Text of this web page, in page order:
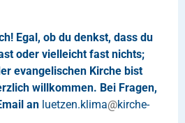
Egal, ob du denkst, dass du
oder vielleicht fast nichts;
evangelischen Kirche bist
willkommen. Bei Fragen,
an luetzen.klima@kirche-